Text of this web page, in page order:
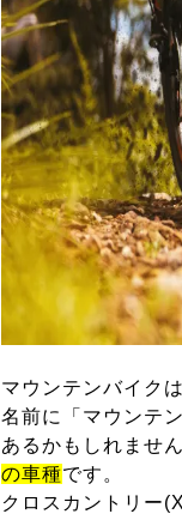
マウンテンバイク
名前に「マウンテ
あるかもしれません
の車種です。
クロスカントリー